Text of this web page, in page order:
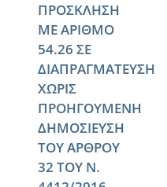
ΠΡΟΣΚΛΗΣΗ
ΜΕ ΑΡΙΘΜΟ
54.26 ΣΕ
ΔΙΑΠΡΑΓΜΑΤΕΥΣΗ
ΧΩΡΙΣ
ΠΡΟΗΓΟΥΜΕΝΗ
ΔΗΜΟΣΙΕΥΣΗ
ΤΟΥ ΑΡΘΡΟΥ
32 ΤΟΥ Ν.